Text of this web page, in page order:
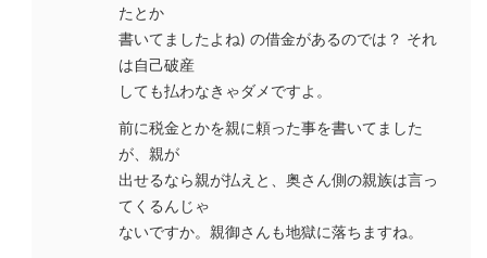
たとか
書いてましたよね) の借金があるのでは？ それ
は自己破産
しても払わなきゃダメですよ。
前に税金とかを親に頼った事を書いてました
が、親が
出せるなら親が払えと、奥さん側の親族は言っ
てくるんじゃ
ないですか。親御さんも地獄に落ちますね。